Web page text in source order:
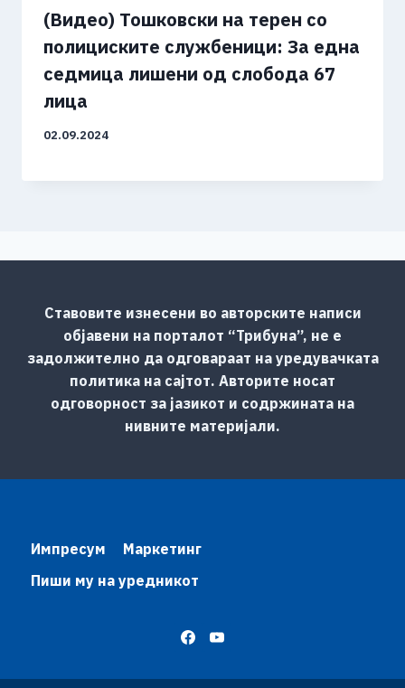
(Видео) Тошковски на терен со
полициските службеници: За една
седмица лишени од слобода 67
лица
02.09.2024
Ставовите изнесени во авторските написи
објавени на порталот “Трибуна”, не е
задолжително да одговараат на уредувачката
политика на сајтот. Авторите носат
одговорност за јазикот и содржината на
нивните материјали.
Импресум
Маркетинг
Пиши му на уредникот